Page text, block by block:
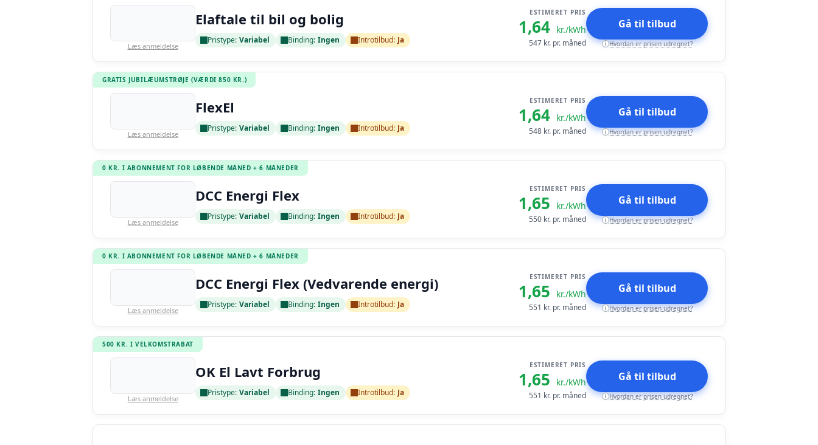
Læs anmeldelse
Elaftale til bil og bolig
Pristype: Variabel Binding: Ingen Introtilbud: Ja
ESTIMERET PRIS
1,64 kr./kWh
547 kr. pr. måned
Gå til tilbud
i Hvordan er prisen udregnet?
GRATIS JUBILÆUMSTRØJE (VÆRDI 850 KR.)
Læs anmeldelse
FlexEl
Pristype: Variabel Binding: Ingen Introtilbud: Ja
ESTIMERET PRIS
1,64 kr./kWh
548 kr. pr. måned
Gå til tilbud
i Hvordan er prisen udregnet?
0 KR. I ABONNEMENT FOR LØBENDE MÅNED + 6 MÅNEDER
Læs anmeldelse
DCC Energi Flex
Pristype: Variabel Binding: Ingen Introtilbud: Ja
ESTIMERET PRIS
1,65 kr./kWh
550 kr. pr. måned
Gå til tilbud
i Hvordan er prisen udregnet?
0 KR. I ABONNEMENT FOR LØBENDE MÅNED + 6 MÅNEDER
Læs anmeldelse
DCC Energi Flex (Vedvarende energi)
Pristype: Variabel Binding: Ingen Introtilbud: Ja
ESTIMERET PRIS
1,65 kr./kWh
551 kr. pr. måned
Gå til tilbud
i Hvordan er prisen udregnet?
500 KR. I VELKOMSTRABAT
Læs anmeldelse
OK El Lavt Forbrug
Pristype: Variabel Binding: Ingen Introtilbud: Ja
ESTIMERET PRIS
1,65 kr./kWh
551 kr. pr. måned
Gå til tilbud
i Hvordan er prisen udregnet?